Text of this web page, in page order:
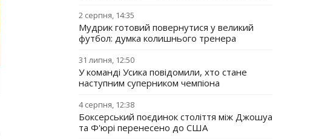
2 серпня, 14:35
Мудрик готовий повернутися у великий
футбол: думка колишнього тренера
31 липня, 12:50
У команді Усика повідомили, хто стане
наступним суперником чемпіона
4 серпня, 12:38
Боксерський поєдинок століття між Джошуа
та Ф'юрі перенесено до США